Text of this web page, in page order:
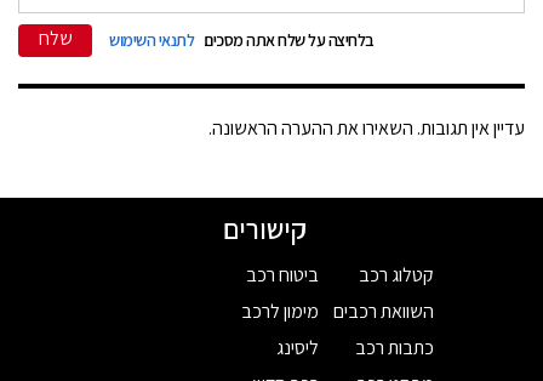
בלחיצה על שלח אתה מסכים לתנאי השימוש שלח
עדיין אין תגובות. השאירו את ההערה הראשונה.
קישורים
קטלוג רכב
השוואת רכבים
כתבות רכב
ביטוח רכב
מימון לרכב
ליסינג